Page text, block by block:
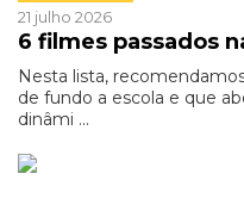
21 julho 2026
6 filmes passados
Nesta lista,
de fundo a escola e que
dinâmi ...